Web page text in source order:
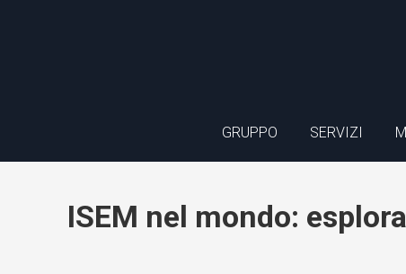
GRUPPO SERVIZI
ISEM nel mondo: